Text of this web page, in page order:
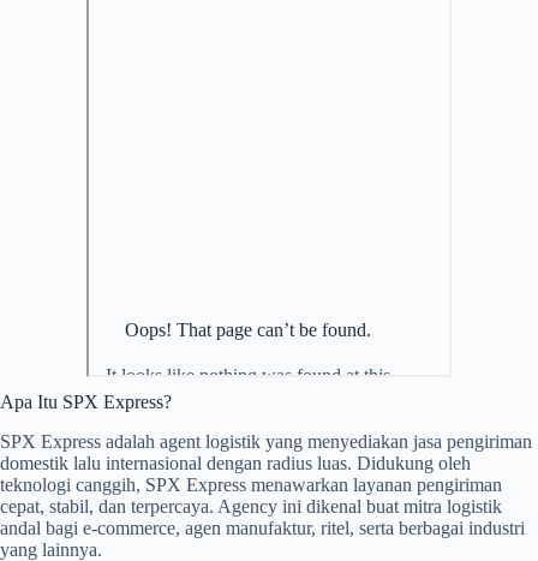
Apa Itu SPX Express?
SPX Express adalah agent logistik yang menyediakan jasa pengiriman
domestik lalu internasional dengan radius luas. Didukung oleh
teknologi canggih, SPX Express menawarkan layanan pengiriman
cepat, stabil, dan terpercaya. Agency ini dikenal buat mitra logistik
andal bagi e-commerce, agen manufaktur, ritel, serta berbagai industri
yang lainnya.